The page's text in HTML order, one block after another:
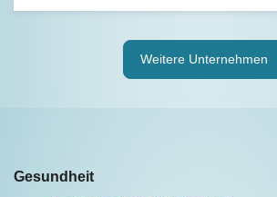
Weitere Unternehmen
Gesundheit